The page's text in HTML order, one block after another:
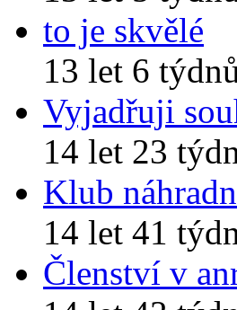
to je skvělé
13 let 6
Vyjadřuji
14 let 23
Klub
14 let 41
Členství v